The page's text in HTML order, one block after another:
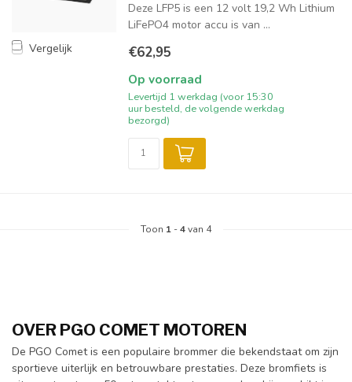
Vergelijk
Deze LFP5 is een 12 volt 19,2 Wh Lithium
LiFePO4 motor accu is van ...
€62,95
Op voorraad
Levertijd 1 werkdag (voor 15:30
uur besteld, de volgende werkdag
bezorgd)
Toon 1 -4van 4
OVER PGO COMET MOTOREN
De PGO Comet is een populaire brommer die bekendstaat om zijn
sportieve uiterlijk en betrouwbare prestaties. Deze bromfiets is